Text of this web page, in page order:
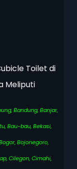
Toilet di
Meliputi
Bandung, Banjar,
Bau-bau, Bekasi,
Bojonegoro,
Cilegon, Cimahi,